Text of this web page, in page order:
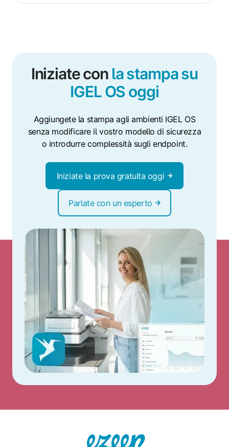
Iniziate con la stampa su
IGEL OS oggi
Aggiungete la stampa agli ambienti IGEL OS
senza modificare il vostro modello di sicurezza
o introdurre complessità sugli endpoint.
Iniziate la prova gratuita oggi
Parlate con un esperto